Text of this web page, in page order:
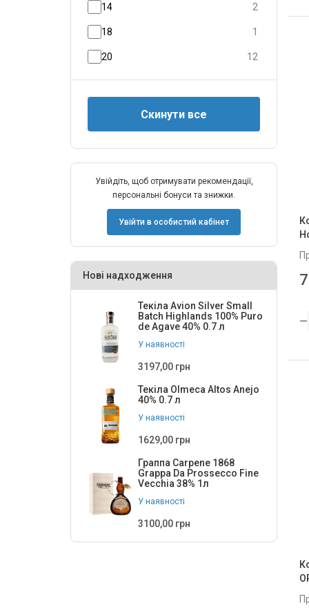
14 2
18 1
20 12
Увійдіть, щоб отримувати рекомендації,
персональні бонуси та знижки.
Увійти в особистий кабінет
Нові надходження
Текіла Avion Silver Small
Batch Highlands 100% Puro
de Agave 40% 0.7 л
У наявності
3197,00 грн
Текіла Olmeca Altos Anejo
40% 0.7 л
У наявності
1629,00 грн
Граппа Carpene 1868
Grappa Da Prossecco Fine
Vecchia 38% 1л
У наявності
3100,00 грн